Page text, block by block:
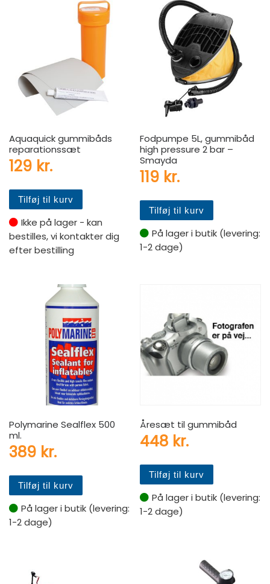
Aquaquick gummibåds
reparationssæt
129 kr.
Tilføj til kurv
Ikke på lager - kan
bestilles, vi kontakter dig
efter bestilling
Fodpumpe 5L, gummibåd
high pressure 2 bar –
Smayda
119 kr.
Tilføj til kurv
På lager i butik (levering:
1-2 dage)
Polymarine Sealflex 500
ml.
389 kr.
Tilføj til kurv
På lager i butik (levering:
1-2 dage)
Åresæt til gummibåd
448 kr.
Tilføj til kurv
På lager i butik (levering:
1-2 dage)